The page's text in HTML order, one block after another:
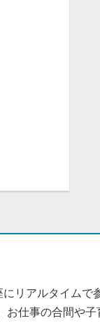
リアルタイム
仕事の合間や子